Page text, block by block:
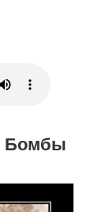
Бомбы